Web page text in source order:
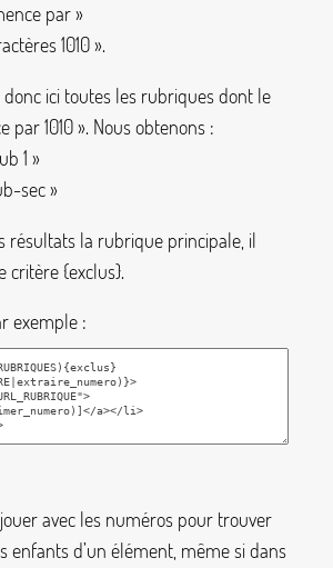
par»
1010».
donc ici toutes les rubriques dont le
par 1010». Nous obtenons :
1 »
sec»
résultats la rubrique principale, il
critère{exclus}.
exemple :
avec les numéros pour trouver
enfants d’un élément, même si dans